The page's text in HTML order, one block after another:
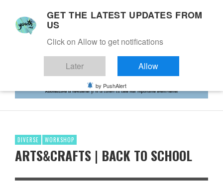
DIVERSE WORKSHOP
ARTS&CRAFTS | BACK TO SCHOOL
GET THE LATEST UPDATES FROM
US
Click on Allow to get notifications
Later Allow
by PushAlert